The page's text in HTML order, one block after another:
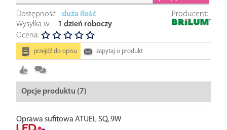
Dostępność
duża ilość
Wysyłka w:
1 dzień roboczy
Ocena:
Producent:
przejdź do opisu zapytaj o produkt
Opcje produktu (7)
Oprawa sufitowa ATUEL SQ, 9W